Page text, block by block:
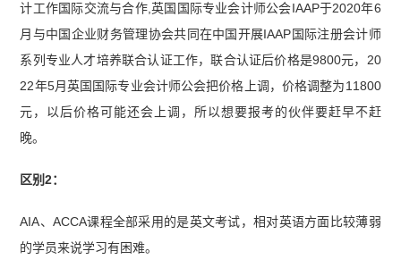
计工作国际交流与合作,英国国际专业会计师公会IAAP于2020年6
月与中国企业财务管理协会共同在中国开展IAAP国际注册会计师
系列专业人才培养联合认证工作，联合认证后价格是9800元，20
22年5月英国国际专业会计师公会把价格上调，价格调整为11800
元，以后价格可能还会上调，所以想要报考的伙伴要赶早不赶
晚。
区别2：
AIA、ACCA课程全部采用的是英文考试，相对英语方面比较薄弱
的学员来说学习有困难。